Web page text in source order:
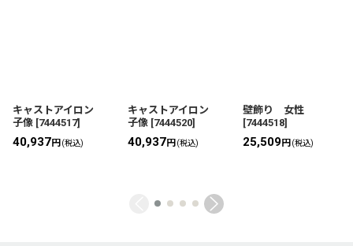
キャストアイロン
子像 [7444517]
40,937円(税込)
キャストアイロン
子像 [7444520]
40,937円(税込)
壁飾り 女性
[7444518]
25,509円(税込)